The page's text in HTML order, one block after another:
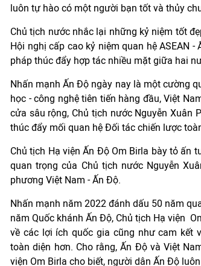
luôn tự hào có một người bạn tốt và thủy
Chủ tịch nước nhắc lại những kỷ niệm tốt
Hội nghị cấp cao kỷ niệm quan hệ ASEAN
pháp thúc đẩy hợp tác nhiều mặt giữa hai
Nhấn mạnh Ấn Độ ngày nay là một cường
học - công nghệ tiên tiến hàng đầu, Việt
cửa sâu rộng, Chủ tịch nước Nguyễn Xuân
thúc đẩy mối quan hệ Đối tác chiến lược
Chủ tịch Hạ viện Ấn Độ Om Birla bày tỏ ấn
quan trọng của Chủ tịch nước Nguyễn
phương Việt Nam - Ấn Độ.
Nhấn mạnh năm 2022 đánh dấu 50 năm
năm Quốc khánh Ấn Độ, Chủ tịch Hạ viện
về các lợi ích quốc gia cũng như cam kết
toàn diện hơn. Cho rằng, Ấn Độ và Việt
viện Om Birla cho biết, người dân Ấn Độ